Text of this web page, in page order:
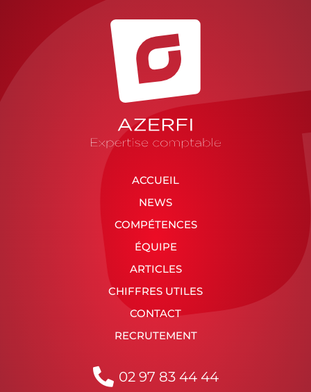
ACCUEIL
NEWS
COMPÉTENCES
ÉQUIPE
ARTICLES
CHIFFRES UTILES
CONTACT
RECRUTEMENT
02 97 83 44 44